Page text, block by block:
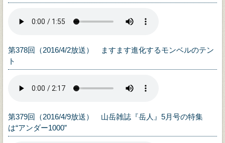
第378回（2016/4/2放送） ますます進化するモンベルのテン
ト
第379回（2016/4/9放送） 山岳雑誌『岳人』5月号の特集
は“アンダー1000”